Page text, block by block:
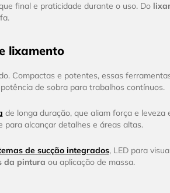
final e praticidade durante o uso. Do
lixamento
Compactas e potentes, essas
de sobra para trabalhos contínuos.
de longa duração, que aliam força e leveza
alcançar detalhes e áreas altas.
de sucção integrados, LED para
da pintura ou aplicação de massa.